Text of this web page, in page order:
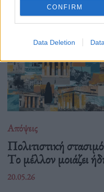
CONFIRM
Data Deletion
Απόψεις
Πολιτιστική
Tο μέλλον μοιάζει
20.05.26